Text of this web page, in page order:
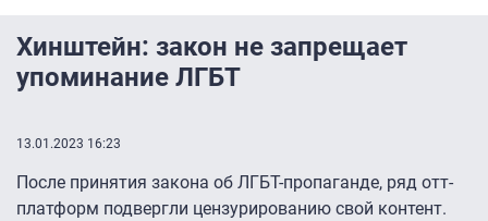
Хинштейн: закон не запрещает
упоминание ЛГБТ
13.01.2023 16:23
После принятия закона об ЛГБТ-пропаганде, ряд отт-
платформ подвергли цензурированию свой контент.